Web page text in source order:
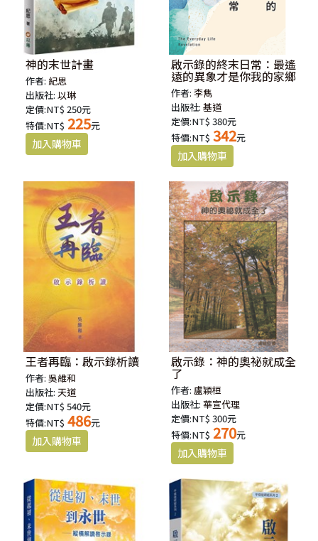
神的末世計畫
作者:紀思
出版社:以琳
定價:NT$ 250元
特價:NT$ 225元
啟示錄的終末日常：最遙
遠的異象才是你我的家鄉
作者:李雋
出版社:基道
定價:NT$ 380元
特價:NT$ 342元
王者再臨：啟示錄析讀
作者:吳維和
出版社:天道
定價:NT$ 540元
特價:NT$ 486元
啟示錄：神的奧祕就成全
了
作者:盧穎桓
出版社:華宣代理
定價:NT$ 300元
特價:NT$ 270元